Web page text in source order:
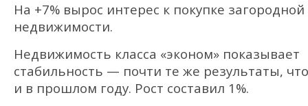
На +7% вырос интерес к покупке загородной
недвижимости.
Недвижимость класса «эконом» показывает
стабильность — почти те же результаты, что
и в прошлом году. Рост составил 1%.